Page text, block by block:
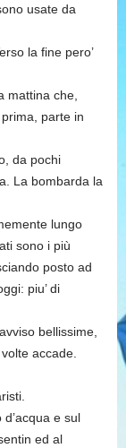
usate da
la fine pero’
mattina che,
parte in
da pochi
La bombarda la
lungo
sono i più
posto ad
piu’ di
bellissime,
accade.
e sul
ed al